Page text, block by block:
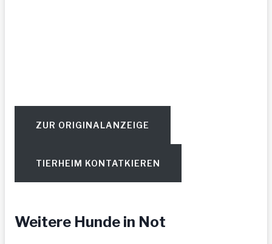
ZUR ORIGINALANZEIGE
TIERHEIM KONTATKIEREN
Weitere Hunde in Not